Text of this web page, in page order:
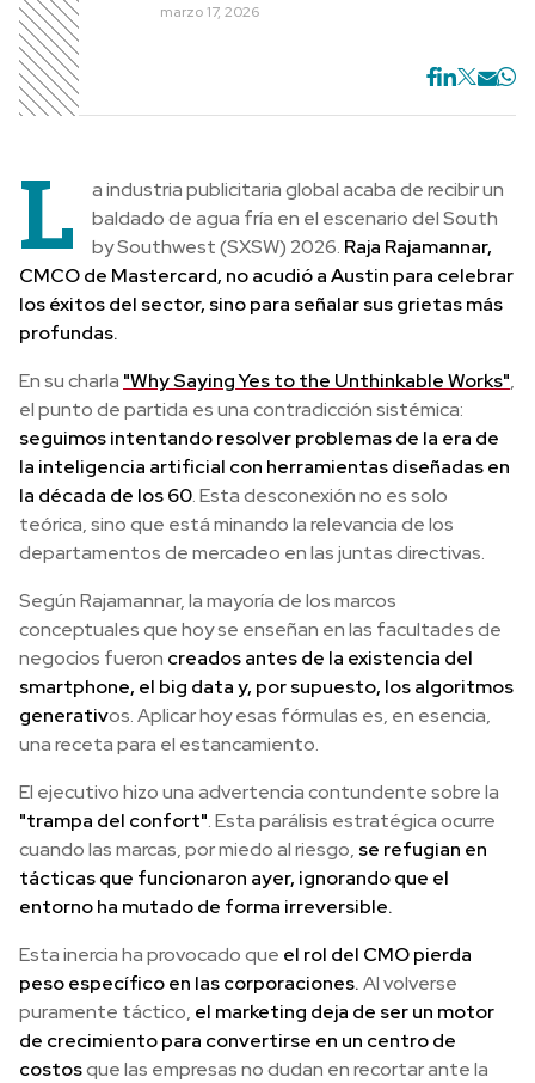
marzo 17, 2026
L
a industria publicitaria global acaba de recibir un
baldado de agua fría en el escenario del South
by Southwest (SXSW) 2026. Raja Rajamannar,
CMCO de Mastercard, no acudió a Austin para celebrar
los éxitos del sector, sino para señalar sus grietas más
profundas.
En su charla "Why Saying Yes to the Unthinkable Works",
el punto de partida es una contradicción sistémica:
seguimos intentando resolver problemas de la era de
la inteligencia artificial con herramientas diseñadas en
la década de los 60. Esta desconexión no es solo
teórica, sino que está minando la relevancia de los
departamentos de mercadeo en las juntas directivas.
Según Rajamannar, la mayoría de los marcos
conceptuales que hoy se enseñan en las facultades de
negocios fueron creados antes de la existencia del
smartphone, el big data y, por supuesto, los algoritmos
generativos. Aplicar hoy esas fórmulas es, en esencia,
una receta para el estancamiento.
El ejecutivo hizo una advertencia contundente sobre la
"trampa del confort". Esta parálisis estratégica ocurre
cuando las marcas, por miedo al riesgo, se refugian en
tácticas que funcionaron ayer, ignorando que el
entorno ha mutado de forma irreversible.
Esta inercia ha provocado que el rol del CMO pierda
peso específico en las corporaciones.Al volverse
puramente táctico, el marketing deja de ser un motor
de crecimiento para convertirse en un centro de
costosque las empresas no dudan en recortar ante la